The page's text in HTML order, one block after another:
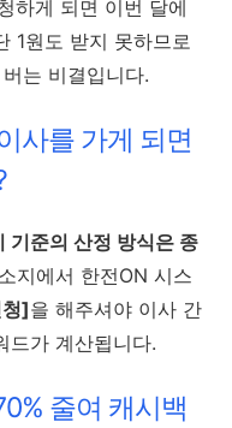
하게 되면 이번 달에
1원도 받지 못하므로
는 비결입니다.
사를 가게 되면
기준의 산정 방식은 종
지에서 한전ON 시스
]을 해주셔야 이사 간
드가 계산됩니다.
줄여 캐시백